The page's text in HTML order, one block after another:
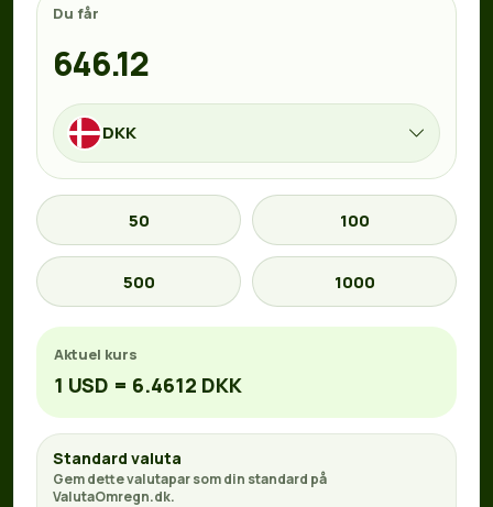
Du får
DKK
50 100
500 1000
Aktuel kurs
1 USD = 6.4612 DKK
Standard valuta
Gem dette valutapar som din standard på
ValutaOmregn.dk.